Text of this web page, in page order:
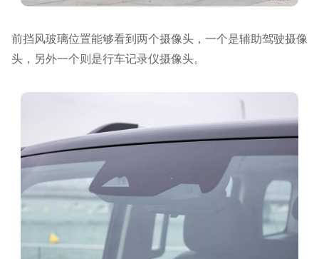
前挡风玻璃位置能够看到两个摄像头，一个是辅助驾驶摄像
头，另外一个则是行车记录仪摄像头。